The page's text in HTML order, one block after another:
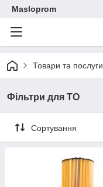
Masloprom
Товари та послуги
Фільтри для ТО
Сортування